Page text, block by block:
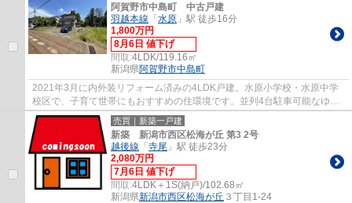
阿賀野市中島町 中古戸建
羽越本線 「 水原 」駅 徒歩16分
1,800万円
8月6日 値下げ
間取:4LDK/119.16㎡
新潟県阿賀野市中島町
2021年3月に内外装リフォーム済みの4LDK戸建。水原小学校・水原中学
校区で、子育て世帯にもおすすめの住環境です。並列4台駐車可能なゆと
りのカースペースを確保しており、ご家族はも...
売買｜新築一戸建
新築 新潟市西区松海が丘 第3 2号
越後線 「 寺尾 」駅 徒歩23分
2,080万円
7月6日 値下げ
間取:4LDK＋1S(納戸)/102.68㎡
新潟県新潟市西区松海が丘 ３丁目1-24